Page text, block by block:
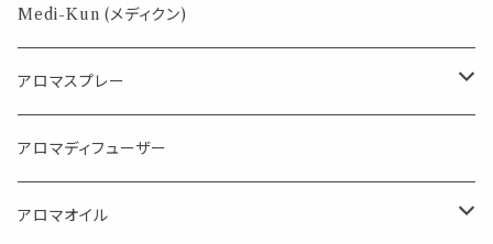
パロサント
Medi-Kun (メディクン)
アロマスプレー
目的で選ぶ
蒸し暑い夏やリフレッシュに
FLOWER LESO. フラワレソット
アロマディフューザー
アロマオイル